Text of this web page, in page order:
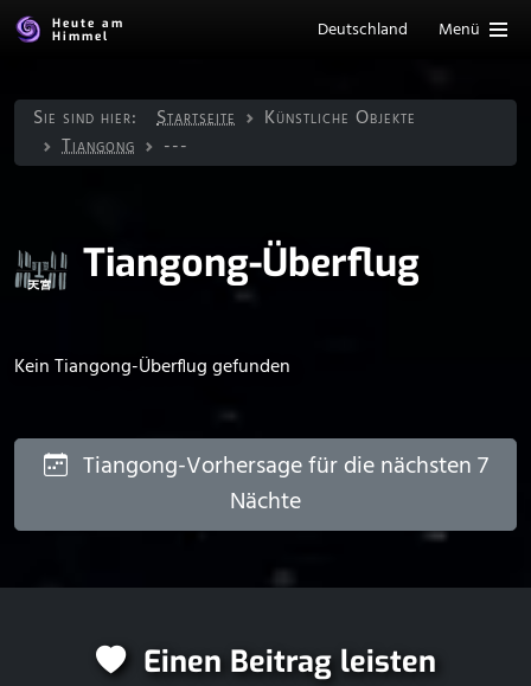
Heute am
Himmel
Deutschland Menü
Sie sind hier: Startseite
Künstliche Objekte
Tiangong
---
Tiangong-Überflug
Kein Tiangong-Überflug gefunden
Tiangong-Vorhersage für die nächsten 7
Nächte
Einen Beitrag leisten